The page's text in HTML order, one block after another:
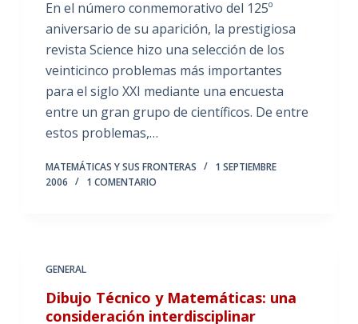
En el número conmemorativo del 125º
aniversario de su aparición, la prestigiosa
revista Science hizo una selección de los
veinticinco problemas más importantes
para el siglo XXI mediante una encuesta
entre un gran grupo de científicos. De entre
estos problemas,…
MATEMÁTICAS Y SUS FRONTERAS
1 SEPTIEMBRE
2006
1 COMENTARIO
GENERAL
Dibujo Técnico y Matemáticas: una
consideración interdisciplinar